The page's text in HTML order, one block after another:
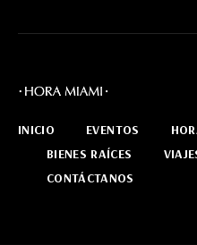
INICIO EVENTOS
BIENES RAÍCES
CONTÁCTANOS